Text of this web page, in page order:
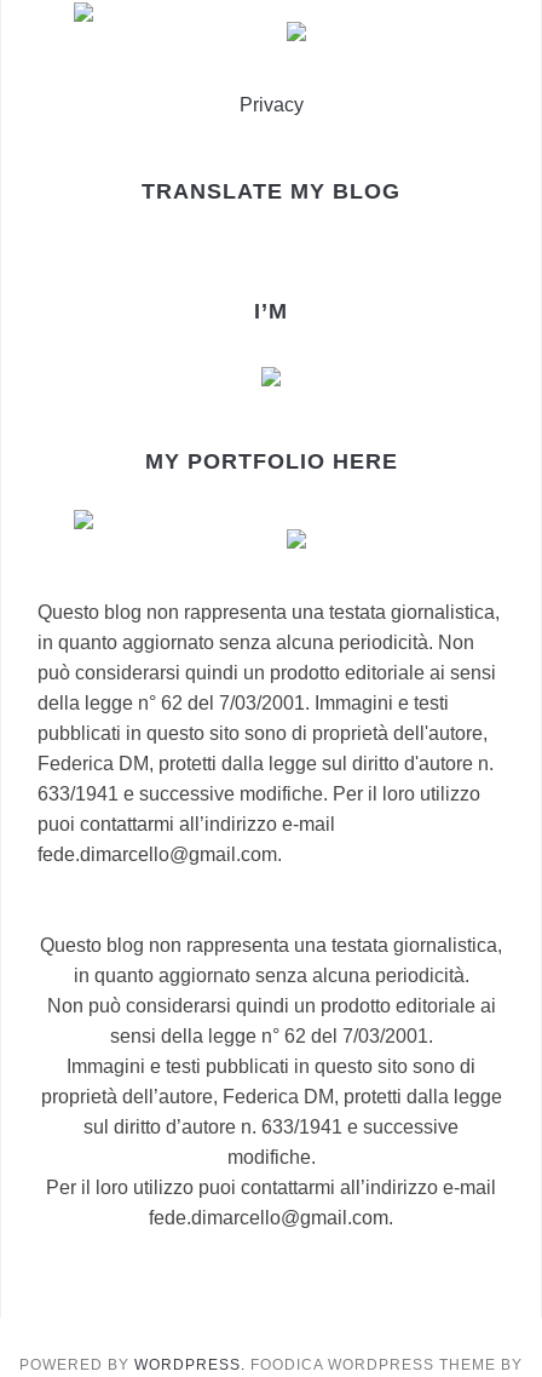
Privacy
TRANSLATE MY BLOG
I’M
MY PORTFOLIO HERE
Questo blog non rappresenta una testata giornalistica,
in quanto aggiornato senza alcuna periodicità. Non
può considerarsi quindi un prodotto editoriale ai sensi
della legge n° 62 del 7/03/2001. Immagini e testi
pubblicati in questo sito sono di proprietà dell'autore,
Federica DM, protetti dalla legge sul diritto d'autore n.
633/1941 e successive modifiche. Per il loro utilizzo
puoi contattarmi all’indirizzo e-mail
fede.dimarcello@gmail.com.
Questo blog non rappresenta una testata giornalistica,
in quanto aggiornato senza alcuna periodicità.
Non può considerarsi quindi un prodotto editoriale ai
sensi della legge n° 62 del 7/03/2001.
Immagini e testi pubblicati in questo sito sono di
proprietà dell’autore, Federica DM, protetti dalla legge
sul diritto d’autore n. 633/1941 e successive
modifiche.
Per il loro utilizzo puoi contattarmi all’indirizzo e-mail
fede.dimarcello@gmail.com.
POWERED BY WORDPRESS. FOODICA WORDPRESS THEME BY